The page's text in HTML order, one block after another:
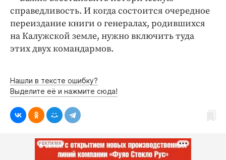
справедливость. И когда состоится очередное
переиздание книги о генералах, родившихся
на Калужской земле, нужно включить туда
этих двух командармов.
Нашли в тексте ошибку?
Выделите её и нажмите сюда!
РЕКЛАМА